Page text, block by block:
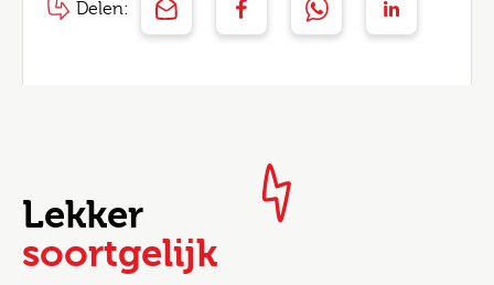
Delen:
Lekker
soortgelijk